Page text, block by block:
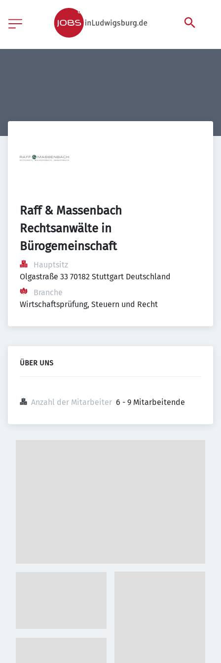
Raff & Massenbach
Rechtsanwälte in
Bürogemeinschaft
Hauptsitz
Olgastraße 33 70182 Stuttgart Deutschland
Branche
Wirtschaftsprüfung, Steuern und Recht
ÜBER UNS
Anzahl der Mitarbeiter 6 - 9 Mitarbeitende